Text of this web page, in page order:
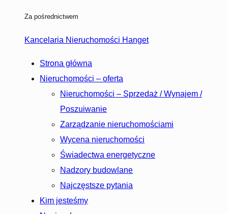
Za pośrednictwem
Kancelaria Nieruchomości Hanget
Strona główna
Nieruchomości – oferta
Nieruchomości – Sprzedaż / Wynajem /
Poszuiwanie
Zarządzanie nieruchomościami
Wycena nieruchomości
Świadectwa energetyczne
Nadzory budowlane
Najczęstsze pytania
Kim jesteśmy